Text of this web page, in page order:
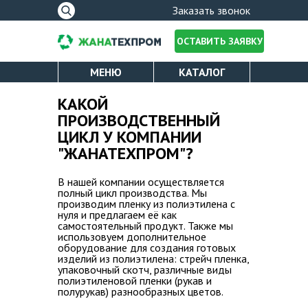
Форма
поиска
Заказать звонок
ЛИЦЕНЗИИ
КАТАЛОГ
УСЛУГИ
НОВОСТИ
ОСТАВИТЬ ЗАЯВКУ
МЕНЮ КАТАЛОГ
ПОЛИЭТИЛЕНОВАЯ ПЛЕНКА
СТРЕЙЧ ПЛЕНКА
УПАКОВОЧНЫЙ СКОТЧ
КАКОЙ
ПРОИЗВОДСТВЕННЫЙ
ЦИКЛ У КОМПАНИИ
"ЖАНАТЕХПРОМ"?
В нашей компании осуществляется
полный цикл производства. Мы
производим пленку из полиэтилена с
нуля и предлагаем её как
самостоятельный продукт. Также мы
использовуем дополнительное
оборудование для создания готовых
изделий из полиэтилена: стрейч пленка,
упаковочный скотч, различные виды
полиэтиленовой пленки (рукав и
полурукав) разнообразных цветов.